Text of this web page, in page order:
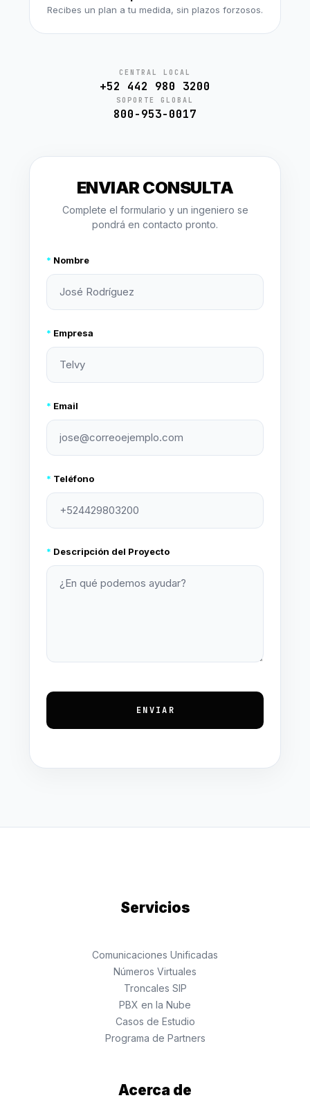
Recibes un plan a tu medida, sin plazos forzosos.
CENTRAL LOCAL
+52 442 980 3200
SOPORTE GLOBAL
800-953-0017
ENVIAR CONSULTA
Complete el formulario y un ingeniero se
pondrá en contacto pronto.
* Nombre
* Empresa
* Email
* Teléfono
* Descripción del Proyecto
ENVIAR
Servicios
Comunicaciones Unificadas
Números Virtuales
Troncales SIP
PBX en la Nube
Casos de Estudio
Programa de Partners
Acerca de